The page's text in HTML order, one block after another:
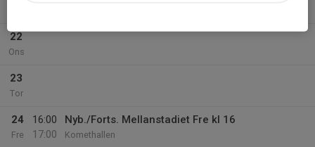
22
Ons
23
Tor
24
Fre
16:00
17:00
Nyb./Forts. Mellanstadiet Fre kl 16
Komethallen